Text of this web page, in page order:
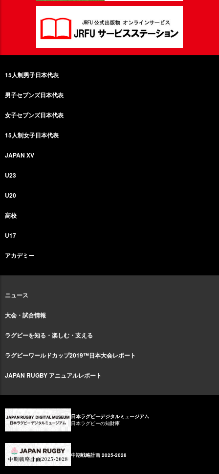
15人制男子日本代表
男子セブンズ日本代表
女子セブンズ日本代表
15人制女子日本代表
JAPAN XV
U23
U20
高校
U17
アカデミー
ニュース
大会・試合情報
ラグビーを知る・楽しむ・支える
ラグビーワールドカップ2019™日本大会レポート
JAPAN RUGBY アニュアルレポート
日本ラグビーデジタルミュージアム
日本ラグビーの知財庫
中期戦略計画 2025-2028